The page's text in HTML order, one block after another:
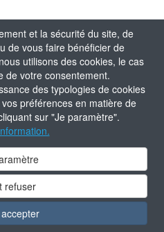
et la sécurité du site, de
de vous faire bénéficier de
utilisons des cookies, le cas
de votre consentement.
des typologies de cookies
préférences en matière de
sur "Je paramètre".
refuser